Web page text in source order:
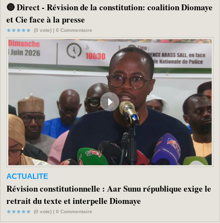
🔴 Direct - Révision de la constitution: coalition Diomaye
et Cie face à la presse
(0 vote) | 0 Commentaire
ACTUALITE
Révision constitutionnelle : Aar Sunu république exige le
retrait du texte et interpelle Diomaye
(0 vote) | 0 Commentaire